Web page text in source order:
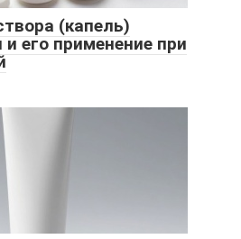
(капель)
его применение при